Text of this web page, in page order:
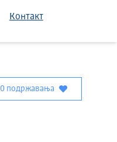
Контакт
0 подржавања